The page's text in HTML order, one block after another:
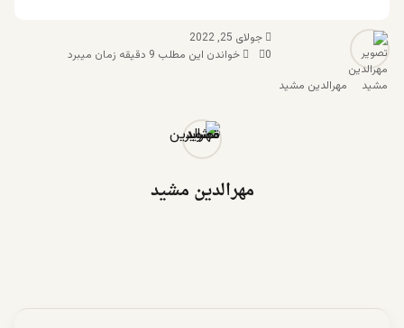
مهرالدین مشید
جولای 25, 2022
0
خواندن این مطلب 9 دقیقه زمان میبرد
مهرالدین مشید